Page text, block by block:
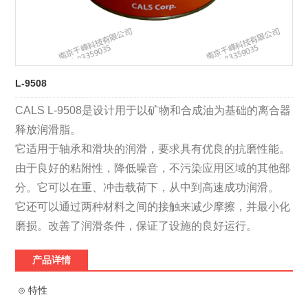
L-9508
CALS L-9508是设计用于以矿物和合成油为基础的离合器
释放润滑脂。
它适用于轴承和滑块的润滑，要求具有优良的抗磨性能。
由于良好的粘附性，降低噪音，不污染应用区域的其他部
分。它可以在重、冲击载荷下，从中到高速成功润滑。
它还可以通过两种材料之间的接触来减少摩擦，并最小化
磨损。改善了润滑条件，保证了设施的良好运行。
产品详情
⊙ 特性